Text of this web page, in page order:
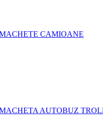
CAMIOANE
AUTOBUZ